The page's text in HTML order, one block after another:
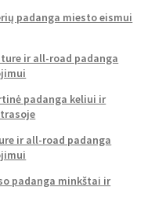
padanga miesto eismui
ir all-road padanga
padanga keliui ir
ir all-road padanga
padanga minkštai ir